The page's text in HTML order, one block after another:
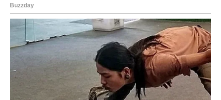
faza u kojoj se konačno osećate spokojno i zadovoljno
sobom.
JARAC – Sudbina nagrađuje tvoju
istrajnost
Jarčevi su dugo nosili teret odgovornosti, briga i